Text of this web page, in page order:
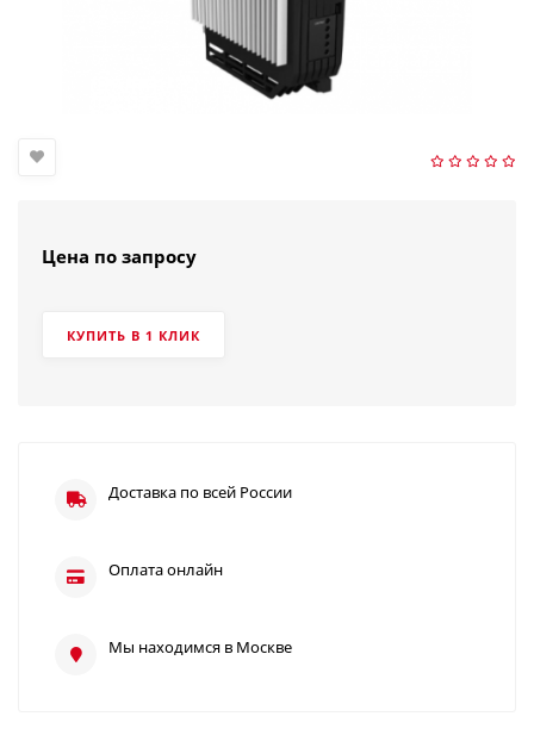
Цена по запросу
КУПИТЬ В 1 КЛИК
Доставка по всей России
Оплата онлайн
Мы находимся в Москве